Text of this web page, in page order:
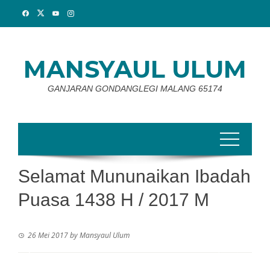
MANSYAUL ULUM
GANJARAN GONDANGLEGI MALANG 65174
Selamat Mununaikan Ibadah
Puasa 1438 H / 2017 M
26 Mei 2017byMansyaul Ulum